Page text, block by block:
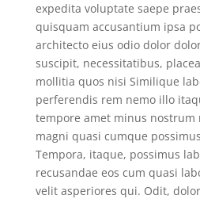
expedita voluptate saepe
quisquam accusantium ipsa
architecto eius odio dolor
suscipit, necessitatibus,
mollitia quos nisi Similique
perferendis rem nemo illo
tempore amet minus
magni quasi cumque
Tempora, itaque, possimus
recusandae eos cum quasi
velit asperiores qui. Odit,